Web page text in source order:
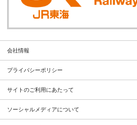
会社情報
プライバシーポリシー
サイトのご利用にあたって
ソーシャルメディアについて